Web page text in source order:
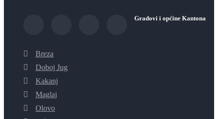
Gradovi i općine Kantona
Breza
Doboj Jug
Kakanj
Maglaj
Olovo